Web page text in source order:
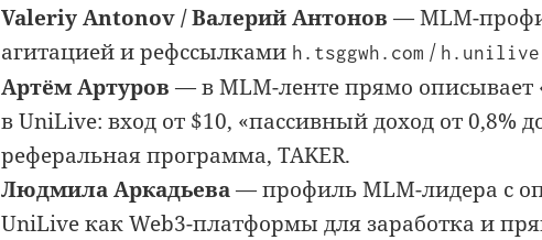
Valeriy Antonov / Валерий Антонов — MLM-
агитацией и рефссылками h.tsggwh.com /
Артём Артуров — в MLM-ленте прямо описывает
в UniLive: вход от $10, «пассивный доход от 0,8%
реферальная программа, TAKER.
Людмила Аркадьева— профиль MLM-лидера с
UniLive как Web3-платформы для заработка и